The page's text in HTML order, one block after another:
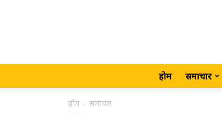
होम समाचार
होम समाचार